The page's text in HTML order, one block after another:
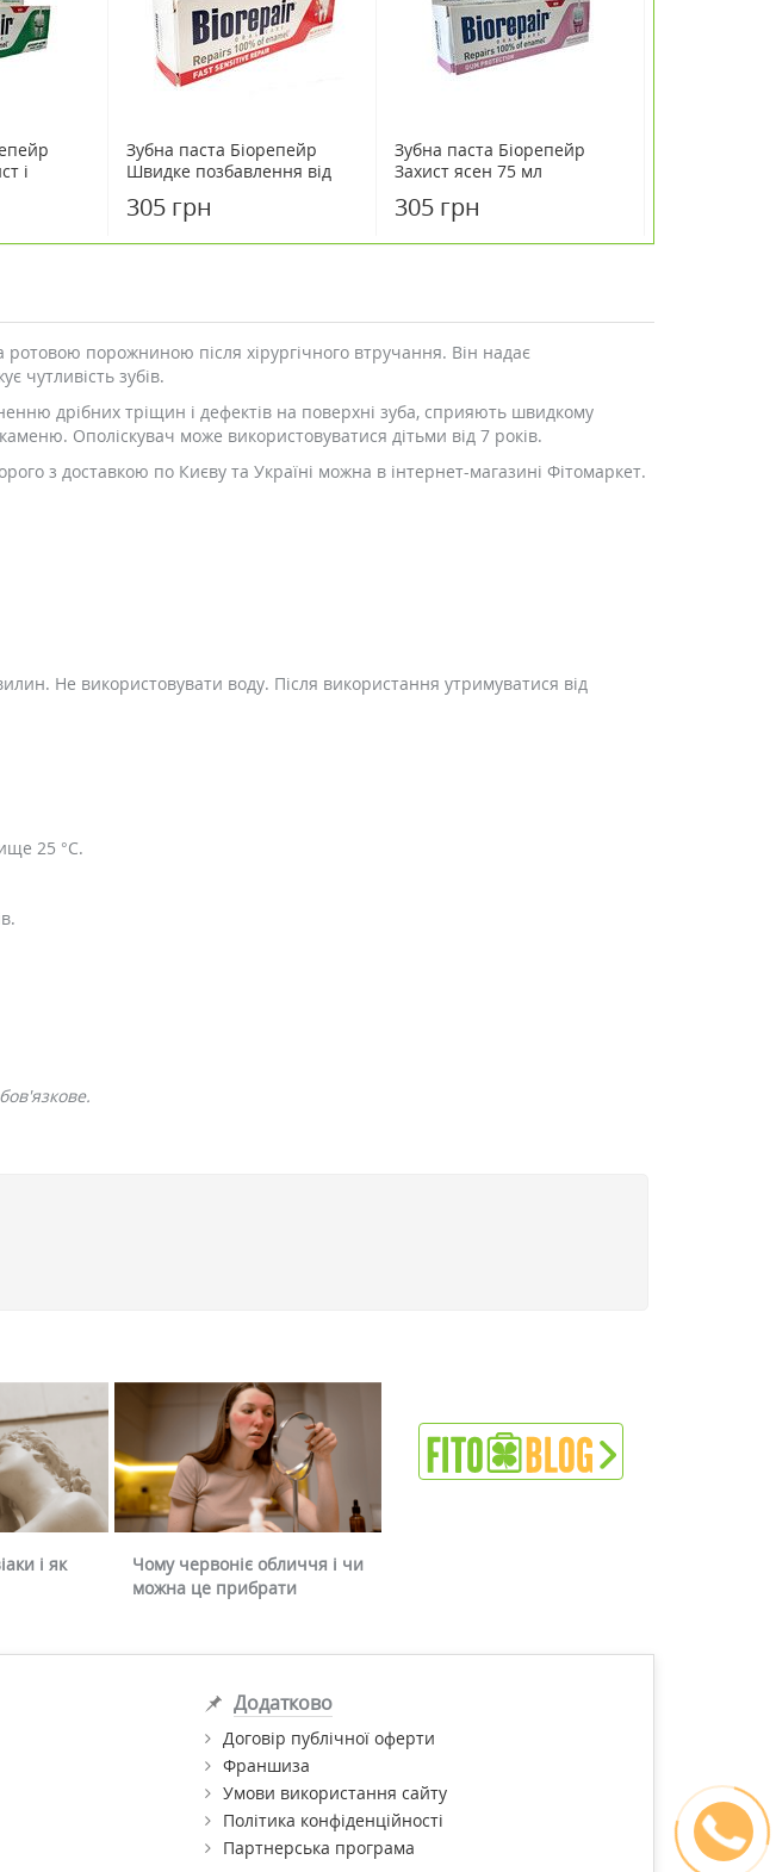
і
Зубна паста Біорепейр
Швидке позбавлення від
305 грн
Зубна паста Біорепейр
Захист ясен 75 мл
305 грн
ротовою порожниною після хірургічного втручання. Він надає
чутливість зубів.
дрібних тріщин і дефектів на поверхні зуба, сприяють швидкому
Ополіскувач може використовуватися дітьми від 7 років.
з доставкою по Києву та Україні можна в інтернет-магазині Фітомаркет.
Не використовувати воду. Після використання утримуватися від
25 °С.
і як
Чому червоніє обличчя і чи
можна це прибрати
Додатково
Договір публічної оферти
Франшиза
Умови використання сайту
Політика конфіденційності
Партнерська програма